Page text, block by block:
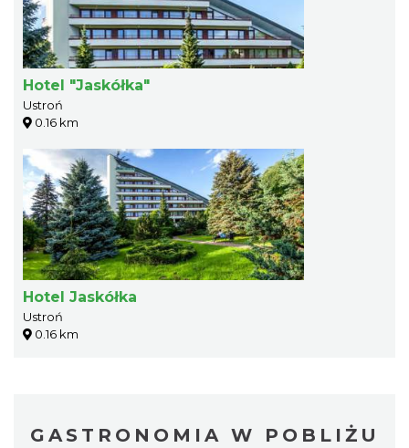
Hotel "Jaskółka"
Ustroń
0.16 km
Hotel Jaskółka
Ustroń
0.16 km
GASTRONOMIA W POBLIŻU